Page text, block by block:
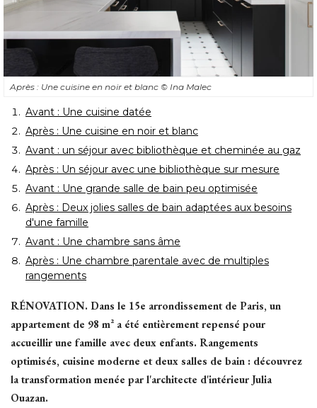
Après : Une cuisine en noir et blanc © Ina Malec
Avant : Une cuisine datée
Après : Une cuisine en noir et blanc
Avant : un séjour avec bibliothèque et cheminée au gaz
Après : Un séjour avec une bibliothèque sur mesure
Avant : Une grande salle de bain peu optimisée
Après : Deux jolies salles de bain adaptées aux besoins
d'une famille
Avant : Une chambre sans âme
Après : Une chambre parentale avec de multiples
rangements
RÉNOVATION. Dans le 15e arrondissement de Paris, un
appartement de 98 m² a été entièrement repensé pour
accueillir une famille avec deux enfants. Rangements
optimisés, cuisine moderne et deux salles de bain : découvrez
la transformation menée par l'architecte d'intérieur Julia
Ouazan.